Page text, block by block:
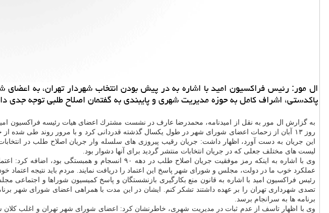
ال مور: رئیس فراكسیون امید با اشاره به در پیش بودن انتخاب شهردار تهران، به
پاكدستی، اشراف كامل به حوزه مدیریت شهری و پایبندی به گفتمان اصلاح طلبی توجه جدی
به گزارش ال مور به نقل از امیدنامه، محمدرضا عارف در نشست مشترك اعضای هیات رئیسه فراكسیون
این جریان به دست آورد، اظهار داشت: جریان رقیب پیروزی های سلسله وار جریان اصلاح طلب در
لیست های مختلف جعلی كه در جریان انتخابات منتشر گردید برای آنها دشوار بود.
وی با اشاره به اینكه رمز موفقیت جریان اصلاح طلب در
عملكرد خوب ما در دولت، مجلس و شورای شهر پاسخ این اعتماد را دریافت نمایند. مردم باید نتیجه اعتماد
رئیس فراكسیون امید با اشاره به قانون منع بكارگیری بازنشستگان و پاسخ كمیسیون شوراها و
تصدی شهرداری تهران را بر عهده داشتند تشكر كنم. ایشان در این مدت با همراهی اعضای شورای شهر
برنامه ها به سرانجام برسد.
وی با اظهار تاسف از عدم ثبات در مدیریت شهری، خاطرنشان كرد: اعضای شورای شهر تهران و اغلب